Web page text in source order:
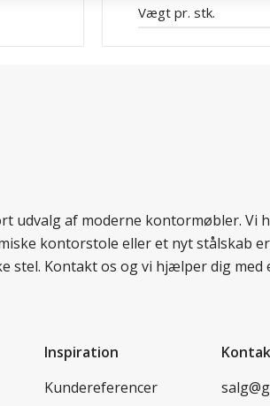
Vægt pr. stk.
udvalg af moderne kontormøbler. Vi
kontorstole eller et nyt stålskab
Kontakt os og vi hjælper dig med
Inspiration
Kundereferencer